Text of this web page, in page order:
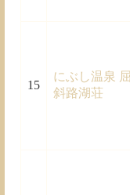
15
にぶし温泉 屈
斜路湖荘